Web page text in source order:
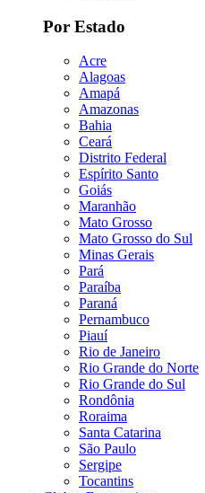
Por Estado
Acre
Alagoas
Amapá
Amazonas
Bahia
Ceará
Distrito Federal
Espírito Santo
Goiás
Maranhão
Mato Grosso
Mato Grosso do Sul
Minas Gerais
Pará
Paraíba
Paraná
Pernambuco
Piauí
Rio de Janeiro
Rio Grande do Norte
Rio Grande do Sul
Rondônia
Roraima
Santa Catarina
São Paulo
Sergipe
Tocantins